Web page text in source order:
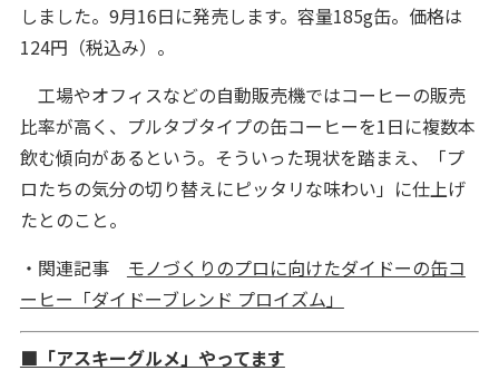
しました。9月16日に発売します。容量185g缶。価格は
124円（税込み）。
工場やオフィスなどの自動販売機ではコーヒーの販売
比率が高く、プルタブタイプの缶コーヒーを1日に複数本
飲む傾向があるという。そういった現状を踏まえ、「プ
ロたちの気分の切り替えにピッタリな味わい」に仕上げ
たとのこと。
・関連記事 モノづくりのプロに向けたダイドーの缶コ
ーヒー「ダイドーブレンド プロイズム」
■「アスキーグルメ」やってます